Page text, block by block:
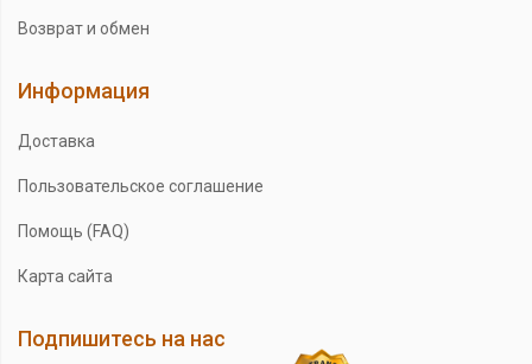
Возврат и обмен
Информация
Доставка
Пользовательское соглашение
Помощь (FAQ)
Карта сайта
Подпишитесь на нас